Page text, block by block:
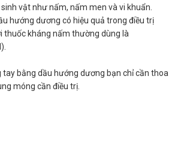
vật như nấm, nấm men và vi khuẩn.
hướng dương có hiệu quả trong điều trị
thuốc kháng nấm thường dùng là
bằng dầu hướng dương bạn chỉ cần thoa
móng cần điều trị.